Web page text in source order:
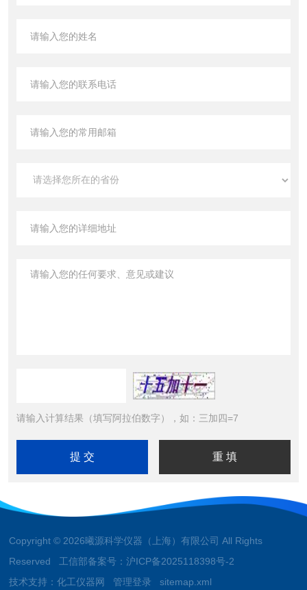
请输入计算结果（填写阿拉伯数字），如：三加四=7
Copyright © 2026曦源科学仪器（上海）有限公司 All Rights
Reserved 工信部备案号：沪ICP备2025118398号-2
技术支持：化工仪器网 管理登录 sitemap.xml